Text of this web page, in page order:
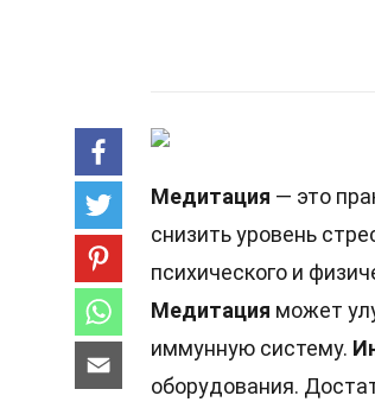
Медитация — это
снизить уровень
психического и
Медитация может
иммунную систему.
оборудования.